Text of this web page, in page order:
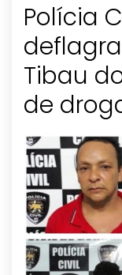
Polícia
Tibau
de